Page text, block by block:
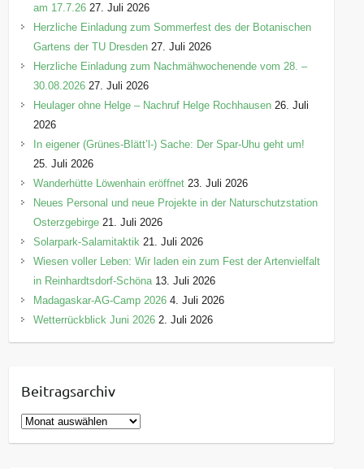
am 17.7.26 27. Juli 2026
Herzliche Einladung zum Sommerfest des der Botanischen
Gartens der TU Dresden 27. Juli 2026
Herzliche Einladung zum Nachmähwochenende vom 28. –
30.08.2026 27. Juli 2026
Heulager ohne Helge – Nachruf Helge Rochhausen 26. Juli
2026
In eigener (Grünes-Blätt’l-) Sache: Der Spar-Uhu geht um!
25. Juli 2026
Wanderhütte Löwenhain eröffnet 23. Juli 2026
Neues Personal und neue Projekte in der Naturschutzstation
Osterzgebirge 21. Juli 2026
Solarpark-Salamitaktik 21. Juli 2026
Wiesen voller Leben: Wir laden ein zum Fest der Artenvielfalt
in Reinhardtsdorf-Schöna 13. Juli 2026
Madagaskar-AG-Camp 2026 4. Juli 2026
Wetterrückblick Juni 2026 2. Juli 2026
Beitragsarchiv
B
e